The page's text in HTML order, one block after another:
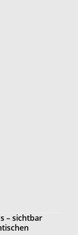
– sichtbar